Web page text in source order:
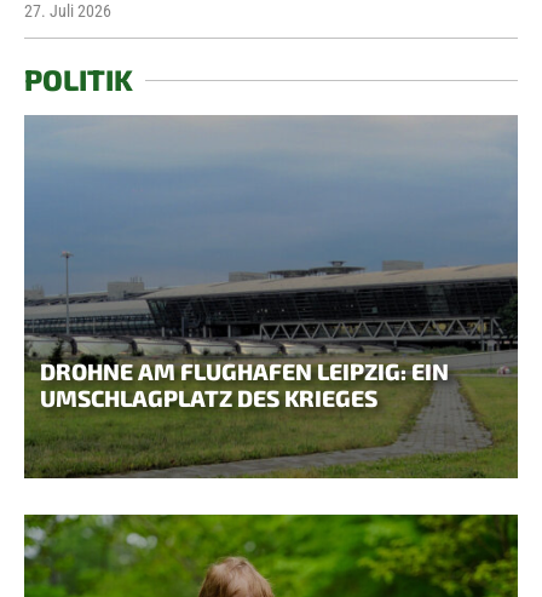
27. Juli 2026
POLITIK
DROHNE AM FLUGHAFEN LEIPZIG: EIN
UMSCHLAGPLATZ DES KRIEGES